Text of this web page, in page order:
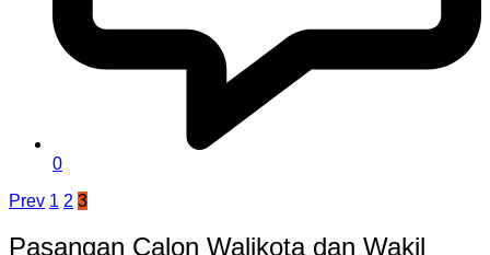
0
Paginasi
pos
Prev 1 2 3
Pasangan Calon Walikota dan Wakil